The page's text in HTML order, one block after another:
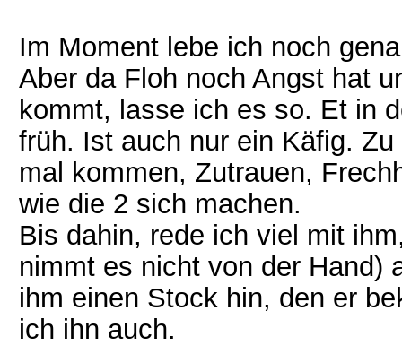
Im Moment lebe ich noch
Aber da Floh noch Angst hat
kommt, lasse ich es so. Et in
früh. Ist auch nur ein Käfig.
mal kommen, Zutrauen,
wie die 2 sich machen.
Bis dahin, rede ich viel mit
nimmt es nicht von der Hand)
ihm einen Stock hin, den er
ich ihn auch.